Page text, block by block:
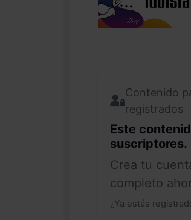
Contenido
registrados
Este
suscriptores.
Crea tu
completo
¿Ya estás